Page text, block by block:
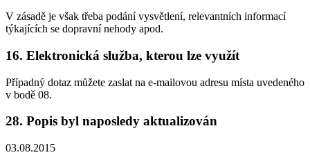
V zásadě je však třeba podání vysvětlení, relevantních informací
týkajících se dopravní nehody apod.
16. Elektronická služba, kterou lze využít
Případný dotaz můžete zaslat na e-mailovou adresu místa uvedeného
v bodě 08.
28. Popis byl naposledy aktualizován
03.08.2015